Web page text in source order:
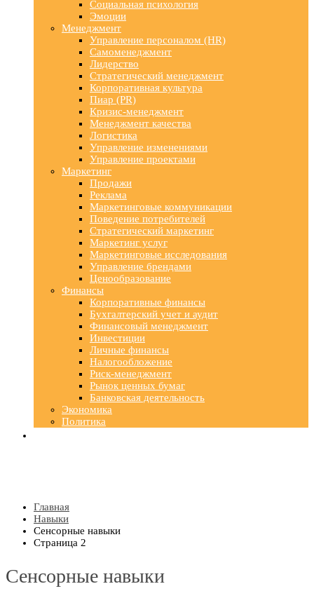
Социальная психология
Эмоции
Менеджмент
Управление персоналом (HR)
Самоменеджмент
Лидерство
Стратегический менеджмент
Корпоративная культура
Пиар (PR)
Кризис-менеджмент
Менеджмент качества
Логистика
Управление изменениями
Управление проектами
Маркетинг
Продажи
Реклама
Маркетинговые коммуникации
Поведение потребителей
Стратегический маркетинг
Маркетинг услуг
Маркетинговые исследования
Управление брендами
Ценообразование
Финансы
Корпоративные финансы
Бухгалтерский учет и аудит
Финансовый менеджмент
Инвестиции
Личные финансы
Налогообложение
Риск-менеджмент
Рынок ценных бумаг
Банковская деятельность
Экономика
Политика
Главная
Навыки
Сенсорные навыки
Страница 2
Сенсорные навыки